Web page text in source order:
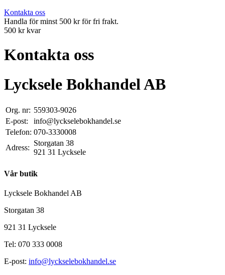
Kontakta oss
Handla för minst 500 kr för fri frakt.
500 kr kvar
Kontakta oss
Lycksele Bokhandel AB
Org. nr: 559303-9026
E-post:
info@lyckselebokhandel.se
Telefon: 070-3330008
Adress:
Storgatan 38
921 31 Lycksele
Vår butik
Lycksele Bokhandel AB
Storgatan 38
921 31 Lycksele
Tel: 070 333 0008
E-post: info@lyckselebokhandel.se